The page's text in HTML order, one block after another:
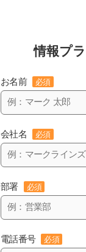
情報プ
お名前 必須
会社名 必須
部署 必須
電話番号 必須